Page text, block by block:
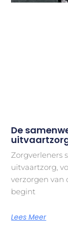
De
Zorgverleners
uitvaartzorg,
verzorgen van
begint
Lees Meer